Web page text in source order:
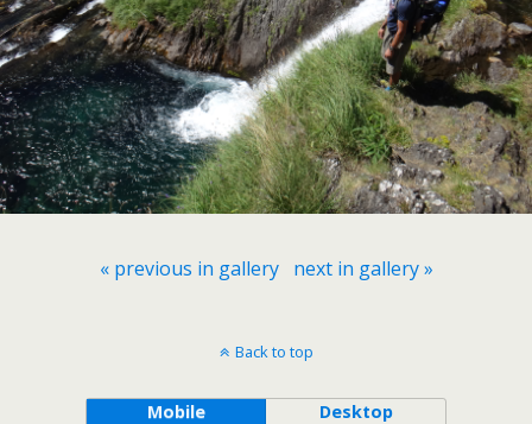
« previous in gallery next in gallery »
Back to top
Mobile Desktop